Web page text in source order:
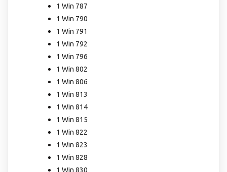
1 Win 787
1 Win 790
1 Win 791
1 Win 792
1 Win 796
1 Win 802
1 Win 806
1 Win 813
1 Win 814
1 Win 815
1 Win 822
1 Win 823
1 Win 828
1 Win 830